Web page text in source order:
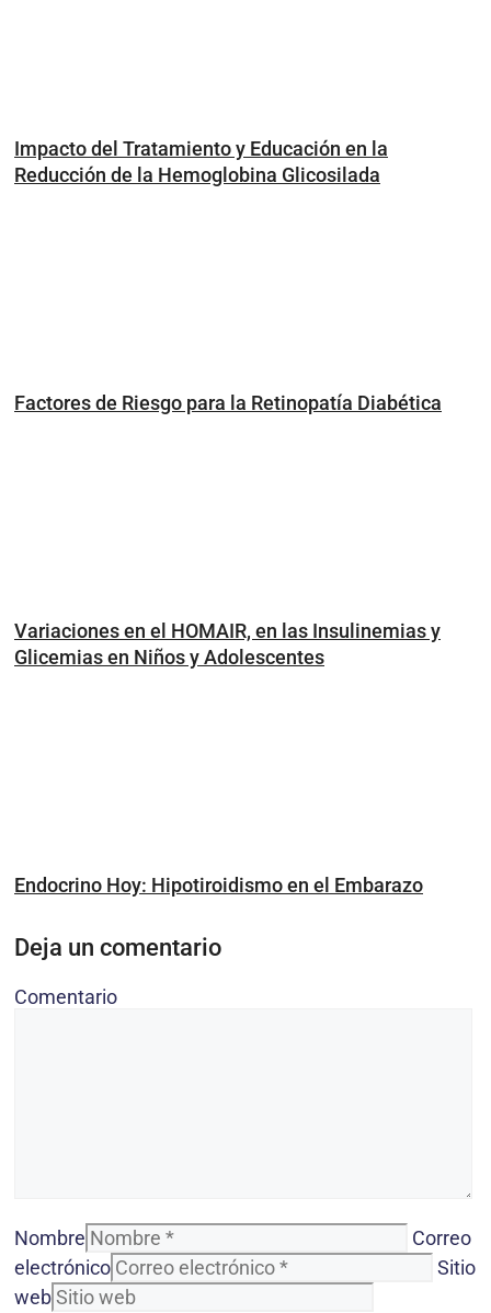
Impacto del Tratamiento y Educación en la
Reducción de la Hemoglobina Glicosilada
Factores de Riesgo para la Retinopatía Diabética
Variaciones en el HOMAIR, en las Insulinemias y
Glicemias en Niños y Adolescentes
Endocrino Hoy: Hipotiroidismo en el Embarazo
Deja un comentario
Comentario
Nombre
Correo
electrónico
Sitio
web